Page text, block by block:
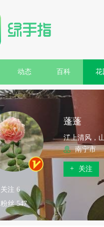
动态 百科 花
关注 6
粉丝 547
蓬蓬
江上清风，
南宁市
+ 关注